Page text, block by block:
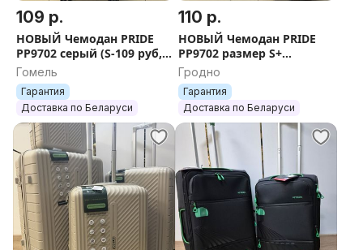
109 р.
НОВЫЙ Чемодан PRIDE
PP9702 серый (S-109 руб,
M-170 руб) + БЕСПЛАТНАЯ
ДОСТАВКА ПО БЕЛАРУСИ
Гомель
Гарантия
Доставка по Беларуси
110 р.
НОВЫЙ Чемодан PRIDE
PP9702 размер S+
БЕСПЛАТНАЯ ДОСТАВКА
ПО БЕЛАРУСИ
Гродно
Гарантия
Доставка по Беларуси